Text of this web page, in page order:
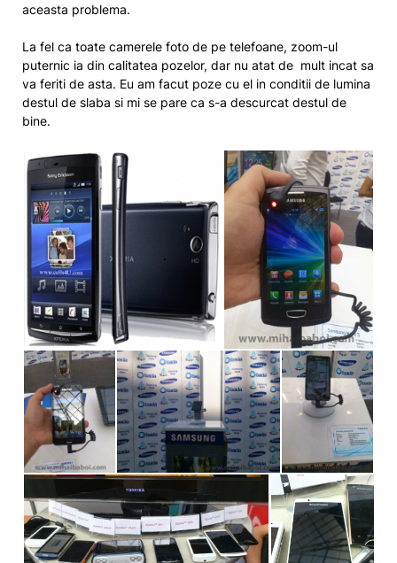
aceasta problema.
La fel ca toate camerele foto de pe telefoane, zoom-ul
puternic ia din calitatea pozelor, dar nu atat de mult incat sa
va feriti de asta. Eu am facut poze cu el in conditii de lumina
destul de slaba si mi se pare ca s-a descurcat destul de
bine.